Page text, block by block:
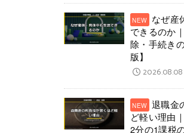
なぜ産
できるのか
除・手続き
版】
2026.08.08
退職金
ど軽い理由
2分の1課税